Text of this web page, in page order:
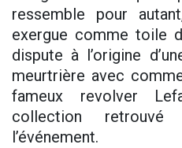
ressemble pour
exergue comme toile
dispute à l’origine
meurtrière avec
fameux revolver
collection
l’événement.